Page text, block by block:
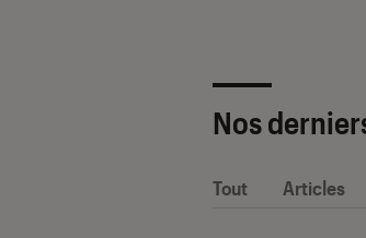
Nos
Tout Articles